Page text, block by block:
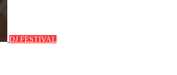
DJ FESTIVAL